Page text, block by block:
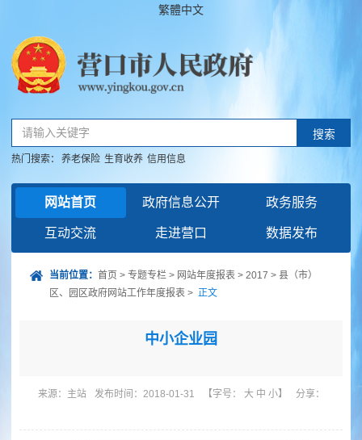
繁體中文
请输入关键字 搜索
热门搜索： 养老保险 生育收养 信用信息
网站首页 政府信息公开 政务服务
互动交流 走进营口 数据发布
当前位置： 首页 > 专题专栏 > 网站年度报表 > 2017 > 县（市）
区、园区政府网站工作年度报表 > 正文
中小企业园
来源： 主站 发布时间：2018-01-31 【字号： 大 中 小】 分享：